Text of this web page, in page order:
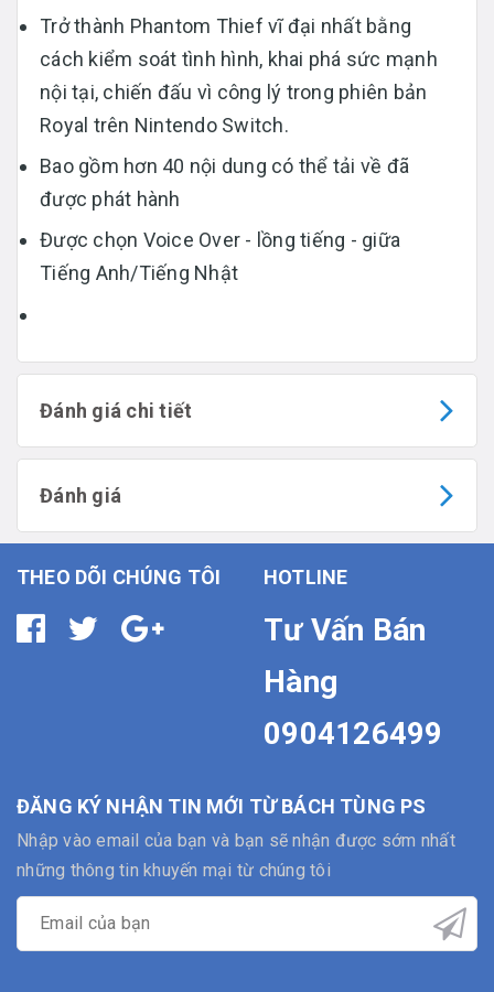
Trở thành Phantom Thief vĩ đại nhất bằng
cách kiểm soát tình hình, khai phá sức mạnh
nội tại, chiến đấu vì công lý trong phiên bản
Royal trên Nintendo Switch.
Bao gồm hơn 40 nội dung có thể tải về đã
được phát hành
Được chọn Voice Over - lồng tiếng - giữa
Tiếng Anh/Tiếng Nhật
Đánh giá chi tiết
Đánh giá
THEO DÕI CHÚNG TÔI HOTLINE
Tư Vấn Bán
Hàng
0904126499
ĐĂNG KÝ NHẬN TIN MỚI TỪ BÁCH TÙNG PS
Nhập vào email của bạn và bạn sẽ nhận được sớm nhất
những thông tin khuyến mại từ chúng tôi